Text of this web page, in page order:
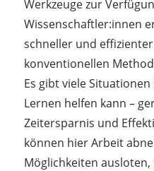
Werkzeuge zur
Wissenschaftler:innen
schneller und
konventionellen
Es gibt viele
Lernen helfen kann –
Zeitersparnis und
können hier Arbeit
Möglichkeiten